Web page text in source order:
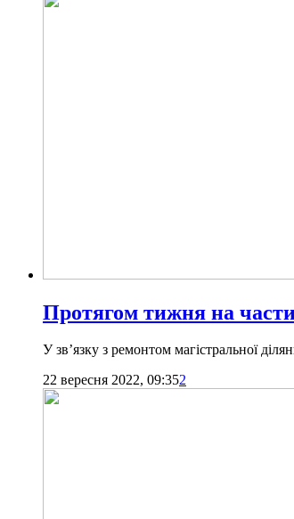
Протягом тижня на
У зв’язку з ремонтом магістральної
22 вересня 2022, 09:352